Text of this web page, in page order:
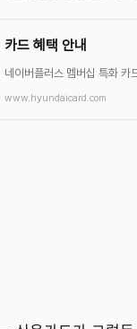
카드 혜택 안내
네이버플러스 멤버십 특화 카
www.hyundaicard.com